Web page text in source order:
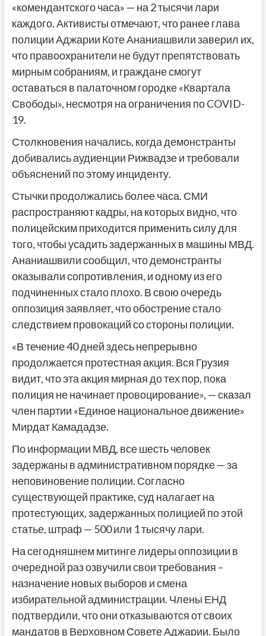
«комендантского часа» — на 2 тысячи лари
каждого. Активисты отмечают, что ранее глава
полиции Аджарии Коте Ананиашвили заверил их,
что правоохранители не будут препятствовать
мирным собраниям, и граждане смогут
оставаться в палаточном городке «Квартала
Свободы», несмотря на ограничения по COVID-
19.
Столкновения начались, когда демонстранты
добивались аудиенции Рижвадзе и требовали
объяснений по этому инциденту.
Стычки продолжались более часа. СМИ
распространяют кадры, на которых видно, что
полицейским приходится применить силу для
того, чтобы усадить задержанных в машины МВД.
Ананиашвили сообщил, что демонстранты
оказывали сопротивления, и одному из его
подчиненных стало плохо. В свою очередь
оппозиция заявляет, что обострение стало
следствием провокаций со стороны полиции.
«В течение 40 дней здесь непрерывно
продолжается протестная акция. Вся Грузия
видит, что эта акция мирная до тех пор, пока
полиция не начинает провоцирование», — сказал
член партии «Единое национальное движение»
Мирдат Камададзе.
По информации МВД, все шесть человек
задержаны в административном порядке — за
неповиновение полиции. Согласно
существующей практике, суд налагает на
протестующих, задержанных полицией по этой
статье, штраф — 500 или 1 тысячу лари.
На сегодняшнем митинге лидеры оппозиции в
очередной раз озвучили свои требования –
назначение новых выборов и смена
избирательной администрации. Члены ЕНД
подтвердили, что они отказываются от своих
мандатов в Верховном Совете Аджарии. Было